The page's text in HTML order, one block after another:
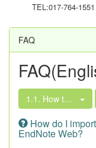
TEL:017-764-1551
FAQ
1.1. How to
How do I
EndNote Web?